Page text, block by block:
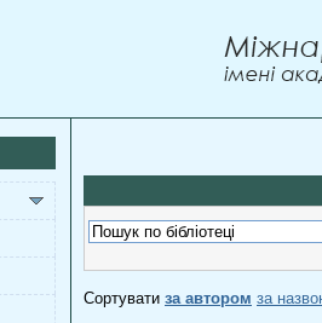
Сортувати за автором за